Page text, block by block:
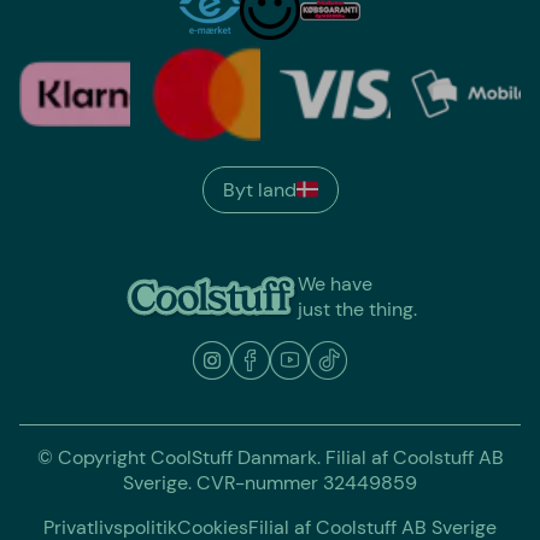
We have
just the thing.
Byt land
© Copyright CoolStuff Danmark. Filial af Coolstuff AB
Sverige. CVR-nummer 32449859
PrivatlivspolitikCookiesFilial af Coolstuff AB Sverige